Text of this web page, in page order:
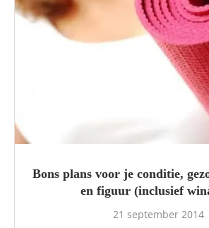
Bons plans voor je conditie,
en figuur (inclusief
21 september 2014